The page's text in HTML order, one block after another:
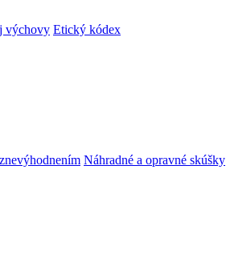
výchovy Etický kódex
Náhradné a opravné skúšky